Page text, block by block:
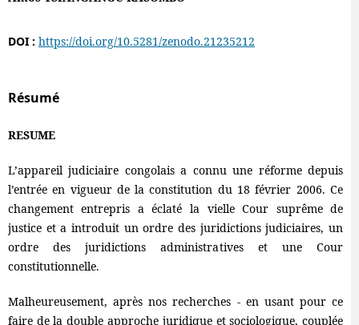
DOI : https://doi.org/10.5281/zenodo.21235212
Résumé
RESUME
L’appareil judiciaire congolais a connu une réforme depuis
l’entrée en vigueur de la constitution du 18 février 2006. Ce
changement entrepris a éclaté la vielle Cour suprême de
justice et a introduit un ordre des juridictions judiciaires, un
ordre des juridictions administratives et une Cour
constitutionnelle.
Malheureusement, après nos recherches - en usant pour ce
faire de la double approche juridique et sociologique, couplée